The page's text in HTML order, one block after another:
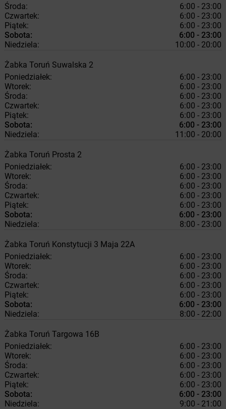
Środa:
6:00 - 23:00
Czwartek:
6:00 - 23:00
Piątek:
6:00 - 23:00
Sobota:
6:00 - 23:00
Niedziela:
10:00 - 20:00
Żabka Toruń Suwalska 2
Poniedziałek:
6:00 - 23:00
Wtorek:
6:00 - 23:00
Środa:
6:00 - 23:00
Czwartek:
6:00 - 23:00
Piątek:
6:00 - 23:00
Sobota:
6:00 - 23:00
Niedziela:
11:00 - 20:00
Żabka Toruń Prosta 2
Poniedziałek:
6:00 - 23:00
Wtorek:
6:00 - 23:00
Środa:
6:00 - 23:00
Czwartek:
6:00 - 23:00
Piątek:
6:00 - 23:00
Sobota:
6:00 - 23:00
Niedziela:
8:00 - 23:00
Żabka Toruń Konstytucji 3 Maja 22A
Poniedziałek:
6:00 - 23:00
Wtorek:
6:00 - 23:00
Środa:
6:00 - 23:00
Czwartek:
6:00 - 23:00
Piątek:
6:00 - 23:00
Sobota:
6:00 - 23:00
Niedziela:
8:00 - 22:00
Żabka Toruń Targowa 16B
Poniedziałek:
6:00 - 23:00
Wtorek:
6:00 - 23:00
Środa:
6:00 - 23:00
Czwartek:
6:00 - 23:00
Piątek:
6:00 - 23:00
Sobota:
6:00 - 23:00
Niedziela:
9:00 - 21:00